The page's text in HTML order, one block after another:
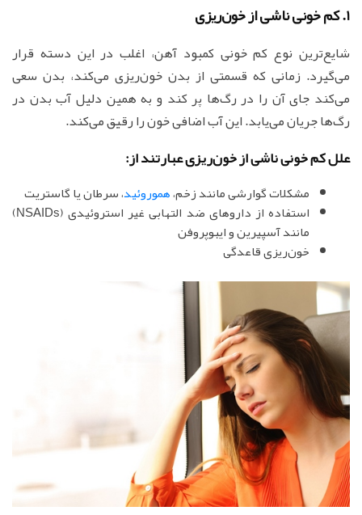
1. کم خونی ناشی از خون‌ریزی
شایع‌ترین نوع کم خونی کمبود آهن، اغلب در این دسته قرار
می‌گیرد. زمانی که قسمتی از بدن خون‌ریزی می‌کند، بدن سعی
می‌کند جای آن را در رگ‌ها پر کند و به همین دلیل آب بدن در
رگ‌ها جریان می‌یابد. این آب اضافی خون را رقیق می‌کند.
علل کم خونی ناشی از خون‌ریزی عبارتند از:
مشکلات گوارشی مانند زخم،هموروئید، سرطان یا گاستریت
استفاده از داروهای ضد التهابی غیر استروئیدی (NSAIDs)
مانند آسپیرین و ایبوپروفن
خون‌ریزی قاعدگی